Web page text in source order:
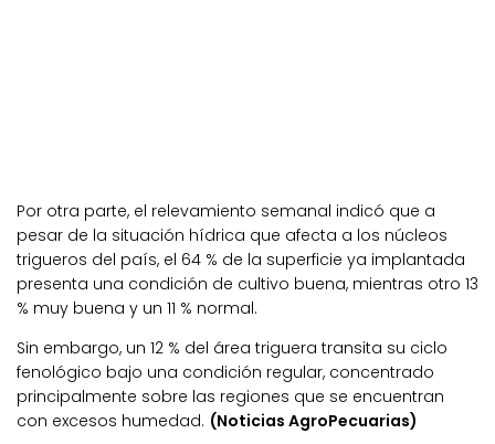
Por otra parte, el relevamiento semanal indicó que a
pesar de la situación hídrica que afecta a los núcleos
trigueros del país, el 64 % de la superficie ya implantada
presenta una condición de cultivo buena, mientras otro 13
% muy buena y un 11 % normal.
Sin embargo, un 12 % del área triguera transita su ciclo
fenológico bajo una condición regular, concentrado
principalmente sobre las regiones que se encuentran
con excesos humedad. (Noticias AgroPecuarias)